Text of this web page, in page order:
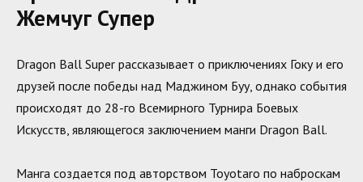
Жемчуг Супер
Dragon Ball Super рассказывает о приключениях Гоку и его
друзей после победы над Маджином Буу, однако события
происходят до 28-го Всемирного Турнира Боевых
Искусств, являющегося заключением манги Dragon Ball.
Манга создается под авторством Toyotaro по наброскам